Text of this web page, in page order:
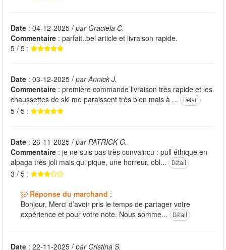
Date : 04-12-2025 / par Graciela C.
Commentaire : parfait..bel article et livraison rapide.
5 / 5 :
Date : 03-12-2025 / par Annick J.
Commentaire : première commande livraison très rapide et les
chaussettes de ski me paraissent très bien mais à ...
Détail
5 / 5 :
Date : 26-11-2025 / par PATRICK G.
Commentaire : je ne suis pas très convaincu : pull éthique en
alpaga très joli mais qui pique, une horreur, obl...
Détail
3 / 5 :
Réponse du marchand :
Bonjour, Merci d’avoir pris le temps de partager votre
expérience et pour votre note. Nous somme...
Détail
Date : 22-11-2025 / par Cristina S.